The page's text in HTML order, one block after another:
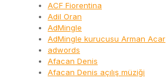
ACF Fiorentina
Adil Oran
AdMingle
AdMingle kurucusu Arman Acar
adwords
Afacan Denis
Afacan Denis açılış müziği